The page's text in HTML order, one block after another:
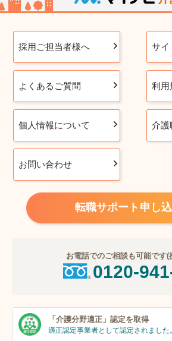
採用ご担当者様へ サイ
よくあるご質問 利用
個人情報について 介護
お問い合わせ
転職サポート申し
お電話でのご相談も可能です(
0120-
「介護分野適正」 認定を取得
適正認定事業者として認定されました。